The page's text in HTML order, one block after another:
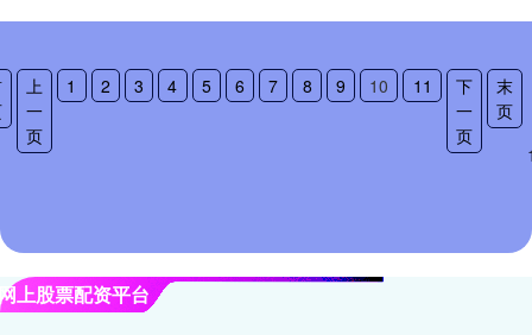
上
一
页
1 2 3 4 5 6 7 8 9 10 11
下
一
页
末
页
上股票配资平台